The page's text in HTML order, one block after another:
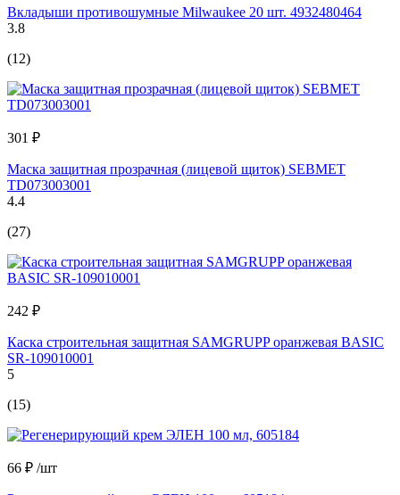
Вкладыши противошумные Milwaukee 20 шт. 4932480464
3.8
(12)
301 ₽
Маска защитная прозрачная (лицевой щиток) SEBMET
TD073003001
4.4
(27)
242 ₽
Каска строительная защитная SAMGRUPP оранжевая BASIC
SR-109010001
5
(15)
66 ₽ /шт